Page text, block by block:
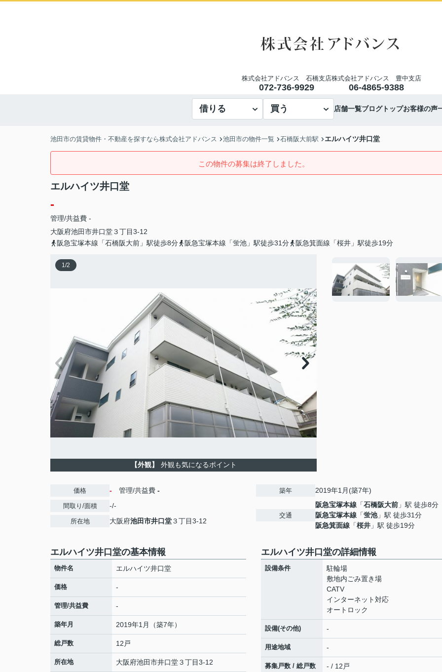
株式会社アドバンス 石橋支店
072-736-9929
株式会社アドバンス 豊中支店
06-4865-9388
借りる 買う 店舗一覧ブログトップお客様の声
池田市の賃貸物件・不動産を探すなら株式会社アドバンス 池田市の物件一覧 石橋阪大前駅 エルハイツ井口堂
この物件の募集は終了しました。
エルハイツ井口堂
-
管理/共益費 -
大阪府池田市井口堂３丁目3-12
阪急宝塚本線「石橋阪大前」駅徒歩8分
阪急宝塚本線「蛍池」駅徒歩31分 阪急箕面線「桜井」駅徒歩19分
1/2
【外観】 外観も気になるポイント
価格 - 管理/共益費 -
間取り/面積 -/-
所在地 大阪府池田市井口堂３丁目3-12
築年 2019年1月(築7年)
交通
阪急宝塚本線 「石橋阪大前 」駅 徒歩8分
阪急宝塚本線 「蛍池」駅 徒歩31分
阪急箕面線 「桜井 」駅 徒歩19分
エルハイツ井口堂の基本情報
物件名 エルハイツ井口堂
価格 -
管理/共益費 -
築年月 2019年1月（築7年）
総戸数 12戸
所在地 大阪府池田市井口堂３丁目3-12
エルハイツ井口堂の詳細情報
設備条件
駐輪場
敷地内ごみ置き場
CATV
インターネット対応
オートロック
設備(その他) -
用途地域 -
募集戸数 / 総戸数 - / 12戸